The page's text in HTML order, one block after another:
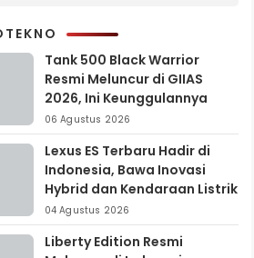
Tank 500 Black Warrior
Resmi Meluncur di GIIAS
2026, Ini Keunggulannya
06 Agustus 2026
Lexus ES Terbaru Hadir di
Indonesia, Bawa Inovasi
Hybrid dan Kendaraan Listrik
04 Agustus 2026
Liberty Edition Resmi